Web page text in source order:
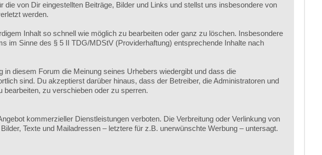
von Dir eingestellten Beiträge, Bilder und Links und stellst uns insbesondere von
werden.
Inhalt so schnell wie möglich zu bearbeiten oder ganz zu löschen. Insbesondere
im Sinne des § 5 II TDG/MDStV (Providerhaftung) entsprechende Inhalte nach
diesem Forum die Meinung seines Urhebers wiedergibt und dass die
sind. Du akzeptierst darüber hinaus, dass der Betreiber, die Administratoren und
zu verschieben oder zu sperren.
kommerzieller Dienstleistungen verboten. Die Verbreitung oder Verlinkung von
Texte und Mailadressen – letztere für z.B. unerwünschte Werbung – untersagt.